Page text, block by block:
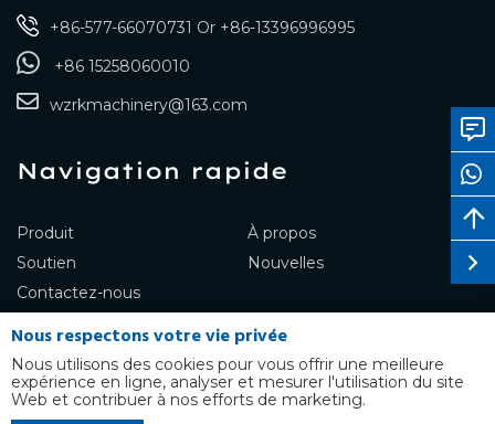
+86-577-66070731 Or +86-13396996995
+86 15258060010
wzrkmachinery@163.com
Navigation rapide
Produit
À propos
Soutien
Nouvelles
Contactez-nous
Copyright © RUIKANG Co., Ltd.
TOUS DROITS RÉSERVÉS
Nous respectons votre vie privée
Nous utilisons des cookies pour vous offrir une meilleure
expérience en ligne, analyser et mesurer l'utilisation du site
Web et contribuer à nos efforts de marketing.